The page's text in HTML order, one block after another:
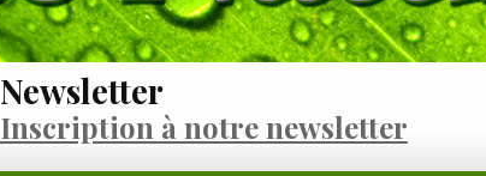
Newsletter
Inscription à notre newsletter